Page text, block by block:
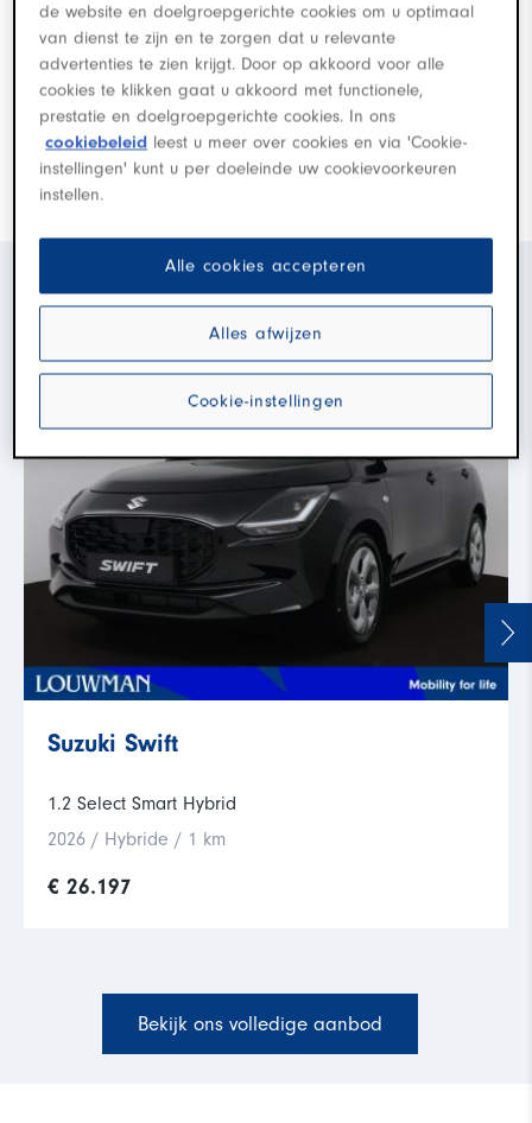
Bekijk ons aanbod
U kunt ons ook bellen op0299-480048of een e-mail
sturen naarsales.suzuki.purmerend@louwman.nlof
aftersales.suzuki.purmerend@louwman.nl
Voorraad
Suzuki Swift
1.2 Select Smart Hybrid
2026 / Hybride / 1 km
€ 26.197
Bekijk ons volledige aanbod
de website en doelgroepgerichte cookies om u optimaal
van dienst te zijn en te zorgen dat u relevante
advertenties te zien krijgt. Door op akkoord voor alle
cookies te klikken gaat u akkoord met functionele,
prestatie en doelgroepgerichte cookies. In ons
cookiebeleid leest u meer over cookies en via 'Cookie-
instellingen' kunt u per doeleinde uw cookievoorkeuren
instellen.
Alles afwijzen
Alle cookies accepteren
Cookie-instellingen